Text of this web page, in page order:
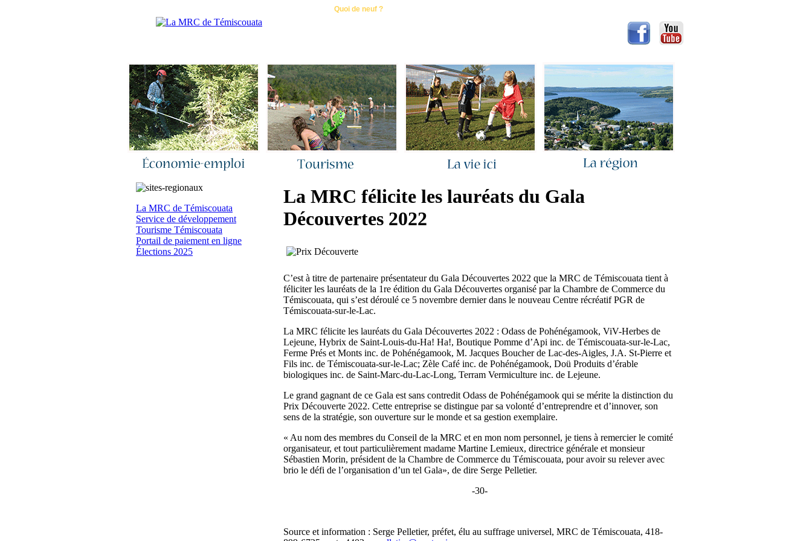
Quoi de neuf ?
La MRC de Témiscouata
Service de développement
Tourisme Témiscouata
Portail de paiement en ligne
Élections 2025
La MRC félicite les lauréats du Gala
Découvertes 2022
C’est à titre de partenaire présentateur du Gala Découvertes 2022 que la MRC de Témiscouata tient à
féliciter les lauréats de la 1re édition du Gala Découvertes organisé par la Chambre de Commerce du
Témiscouata, qui s’est déroulé ce 5 novembre dernier dans le nouveau Centre récréatif PGR de
Témiscouata-sur-le-Lac.
La MRC félicite les lauréats du Gala Découvertes 2022 : Odass de Pohénégamook, ViV-Herbes de
Lejeune, Hybrix de Saint-Louis-du-Ha! Ha!, Boutique Pomme d’Api inc. de Témiscouata-sur-le-Lac,
Ferme Prés et Monts inc. de Pohénégamook, M. Jacques Boucher de Lac-des-Aigles, J.A. St-Pierre et
Fils inc. de Témiscouata-sur-le-Lac; Zèle Café inc. de Pohénégamook, Doü Produits d’érable
biologiques inc. de Saint-Marc-du-Lac-Long, Terram Vermiculture inc. de Lejeune.
Le grand gagnant de ce Gala est sans contredit Odass de Pohénégamook qui se mérite la distinction du
Prix Découverte 2022. Cette entreprise se distingue par sa volonté d’entreprendre et d’innover, son
sens de la stratégie, son ouverture sur le monde et sa gestion exemplaire.
« Au nom des membres du Conseil de la MRC et en mon nom personnel, je tiens à remercier le comité
organisateur, et tout particulièrement madame Martine Lemieux, directrice générale et monsieur
Sébastien Morin, président de la Chambre de Commerce du Témiscouata, pour avoir su relever avec
brio le défi de l’organisation d’un tel Gala», de dire Serge Pelletier.
-30-
Source et information : Serge Pelletier, préfet, élu au suffrage universel, MRC de Témiscouata, 418-